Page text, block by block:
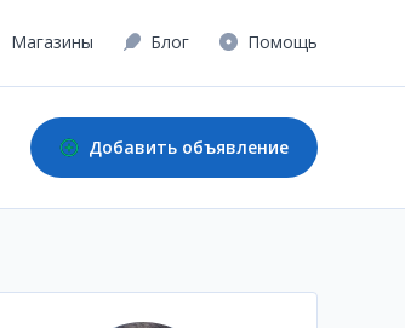
Магазины Блог Помощь
Добавить объявление